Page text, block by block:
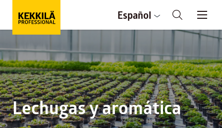
Español
Lechugas y aromática